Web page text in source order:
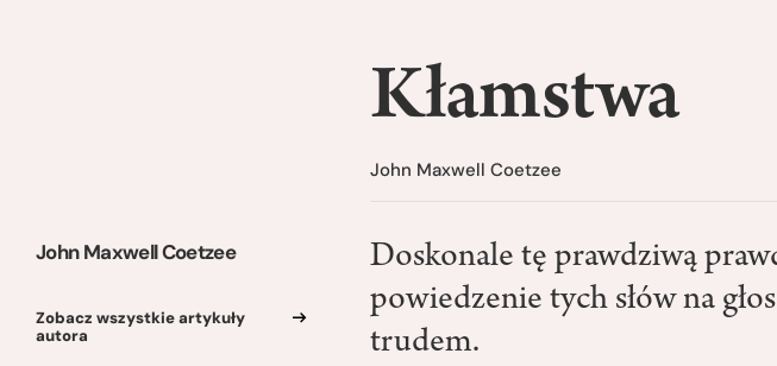
John Maxwell Coetzee
Zobacz wszystkie artykuły
autora
Kłamstwa
John Maxwell Coetzee
Doskonale tę prawdziwą
powiedzenie tych słów na
trudem.